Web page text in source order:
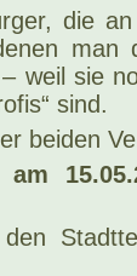
die
weil sie
sind.
beiden